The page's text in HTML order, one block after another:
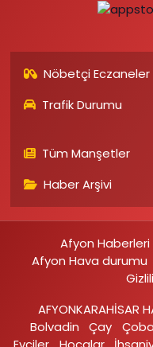
Nöbetçi Eczaneler
Trafik Durumu
Tüm Manşetler
Haber Arşivi
Afyon Haberleri
Afyon Hava durumu
AFYONKARAHİSAR
Bolvadin
Çay